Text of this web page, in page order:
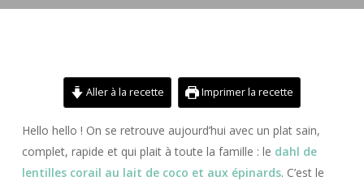
Aller à la recette Imprimer la recette
Hello hello ! On se retrouve aujourd’hui avec un plat sain,
complet, rapide et qui plait à toute la famille : le dahl de
lentilles corail au lait de coco et aux épinards. C’est le